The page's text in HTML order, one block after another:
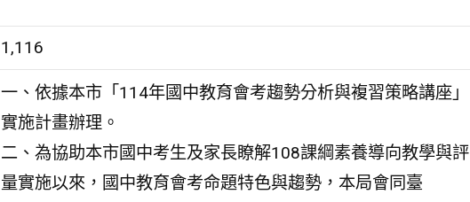
1,116
一、依據本市「114年國中教育會考趨勢分析與複習策略講座」
實施計畫辦理。
二、為協助本市國中考生及家長瞭解108課綱素養導向教學與評
量實施以來，國中教育會考命題特色與趨勢，本局會同臺